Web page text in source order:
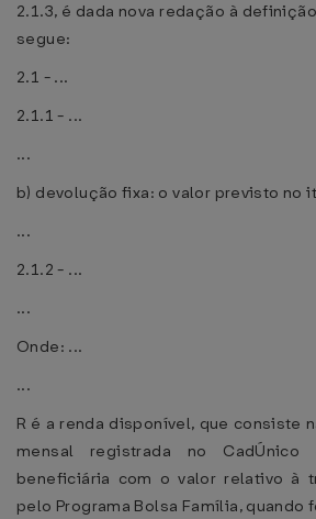
2.1.3, é dada nova redação à
segue:
2.1 - ...
2.1.1 - ...
...
b) devolução fixa: o valor previsto no
...
2.1.2 - ...
...
Onde: ...
...
R é a renda disponível, que consiste
mensal registrada no
beneficiária com o valor relativo à
pelo Programa Bolsa Família, quando